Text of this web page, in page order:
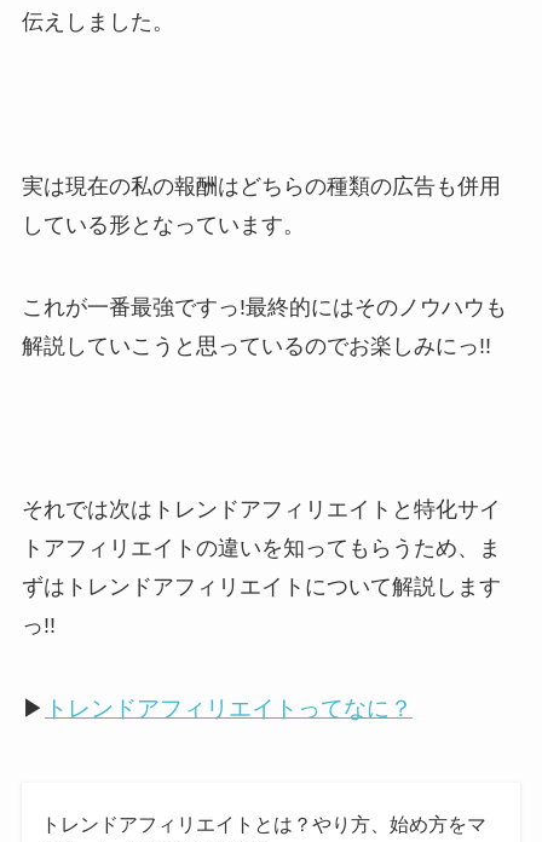
伝えしました。
実は現在の私の報酬はどちらの種類の広告も併用
している形となっています。
これが一番最強ですっ!最終的にはそのノウハウも
解説していこうと思っているのでお楽しみにっ!!
それでは次はトレンドアフィリエイトと特化サイ
トアフィリエイトの違いを知ってもらうため、ま
ずはトレンドアフィリエイトについて解説します
っ!!
▶︎ トレンドアフィリエイトってなに？
トレンドアフィリエイトとは？やり方、始め方をマ